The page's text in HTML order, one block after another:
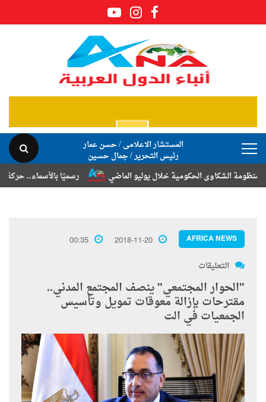
المستشار الاعلامى / حسن عمار
رئيس التحرير / جمال حسين
رسميًا بالأسماء.. حركة الترقيات
الحكومية خلال يوليو الماضي
AFRICA NEWS
2018-11-20
00:35
التعليقات
"الحوار المجتمعي" ينصف المجتمع المدني..
مقترحات بإزالة معوقات تمويل وتأسيس
الجمعيات في الت